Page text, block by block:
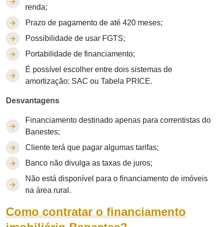
renda;
Prazo de pagamento de até 420 meses;
Possibilidade de usar FGTS;
Portabilidade de financiamento;
É possível escolher entre dois sistemas de
amortização: SAC ou Tabela PRICE.
Desvantagens
Financiamento destinado apenas para correntistas do
Banestes;
Cliente terá que pagar algumas tarifas;
Banco não divulga as taxas de juros;
Não está disponível para o financiamento de imóveis
na área rural.
Como contratar o financiamento